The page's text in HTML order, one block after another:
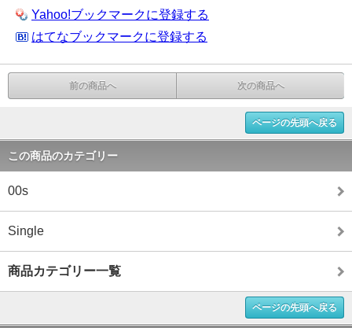
Yahoo!ブックマークに登録する
はてなブックマークに登録する
前の商品へ 次の商品へ
ページの先頭へ戻る
この商品のカテゴリー
00s
Single
商品カテゴリー一覧
ページの先頭へ戻る